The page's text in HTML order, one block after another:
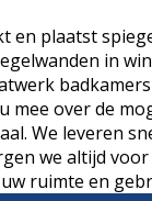
en plaatst
in
mee over de
We leveren
we altijd
ruimte en